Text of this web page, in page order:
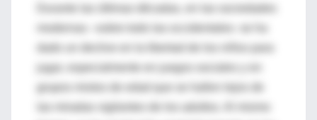
jugar, especialmente en juegos sociales y en
grupos mixtos de edad que se hallen lejos de
las miradas vigilantes de los adultos. Al mismo